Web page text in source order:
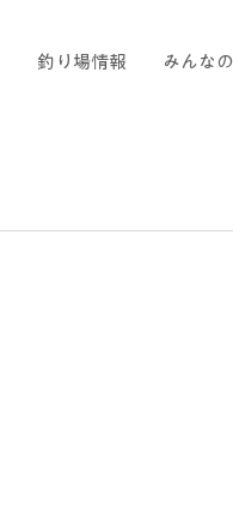
釣り場情報 みんな